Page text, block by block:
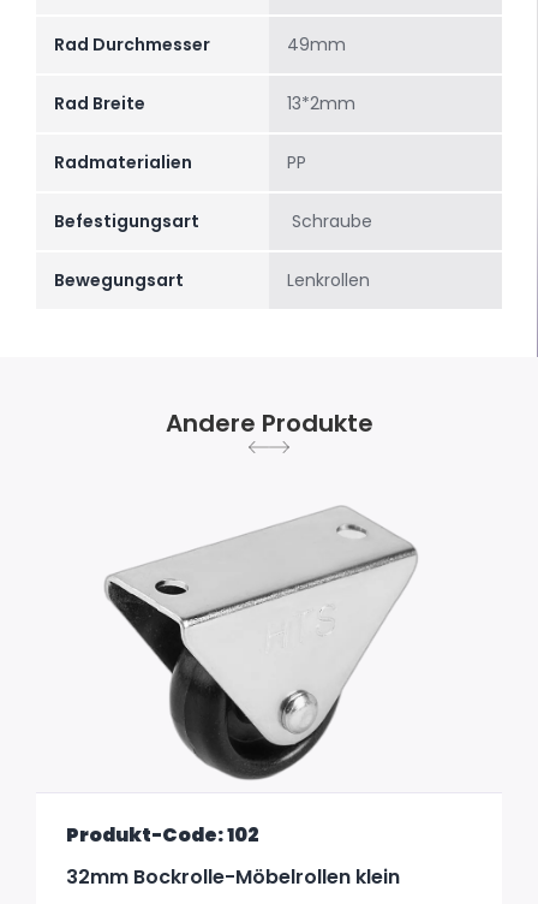
Rad Durchmesser 49mm
Rad Breite 13*2mm
Radmaterialien PP
Befestigungsart Schraube
Bewegungsart Lenkrollen
Andere Produkte
Produkt-Code: 102
32mm Bockrolle-Möbelrollen klein